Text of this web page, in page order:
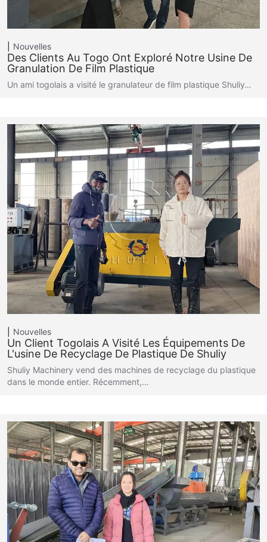
Nouvelles
Des Clients Au Togo Ont Exploré Notre Usine De
Granulation De Film Plastique
Un ami togolais a visité le granulateur de film plastique Shuliy…
Nouvelles
Un Client Togolais A Visité Les Équipements De
L'usine De Recyclage De Plastique De Shuliy
Shuliy Machinery vend des machines de recyclage du plastique
dans le monde entier. Récemment,…